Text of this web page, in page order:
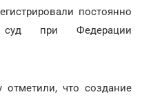
постоянно
суд при Федерации
что создание